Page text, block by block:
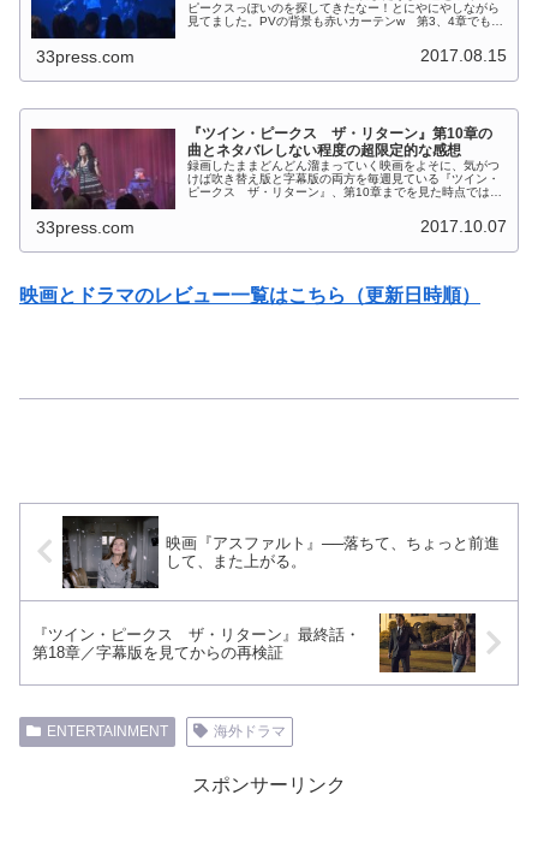
ピークスっぽいのを探してきたなー！とにやにやしながら
見てました。PVの背景も赤いカーテンw 第3、4章でも別
33press.com 2017.08.15
『ツイン・ピークス ザ・リターン』第10章の
曲とネタバレしない程度の超限定的な感想
録画したままどんどん溜まっていく映画をよそに、気がつ
けば吹き替え版と字幕版の両方を毎週見ている『ツイン・
ピークス ザ・リターン』、第10章までを見た時点ではめ
33press.com 2017.10.07
映画とドラマのレビュー一覧はこちら（更新日時順）
映画『アスファルト』──落ちて、ちょっと前進
して、また上がる。
『ツイン・ピークス ザ・リターン』最終話・
第18章／字幕版を見てからの再検証
ENTERTAINMENT 海外ドラマ
スポンサーリンク